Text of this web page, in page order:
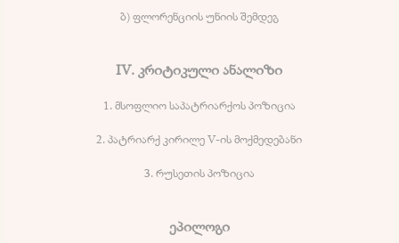
ბ) ფლორენციის უნიის შემდეგ
IV. კრიტიკული ანალიზი
1. მსოფლიო საპატრიარქოს პოზიცია
2. პატრიარქ კირილე V-ის მოქმედებანი
3. რუსეთის პოზიცია
ეპილოგი